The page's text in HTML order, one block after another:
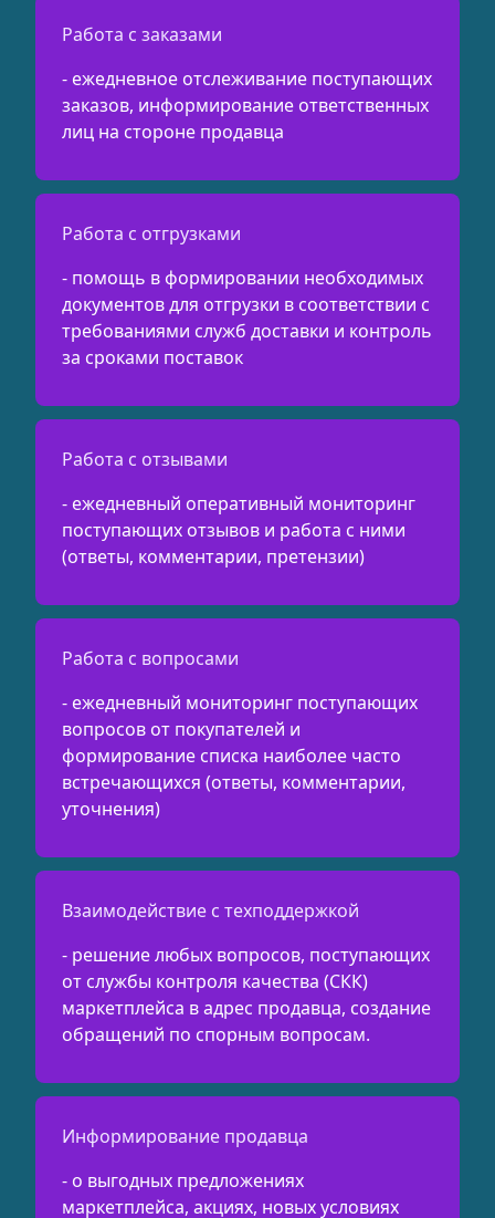
Работа с заказами
- ежедневное отслеживание поступающих
заказов, информирование ответственных
лиц на стороне продавца
Работа с отгрузками
- помощь в формировании необходимых
документов для отгрузки в соответствии с
требованиями служб доставки и контроль
за сроками поставок
Работа с отзывами
- ежедневный оперативный мониторинг
поступающих отзывов и работа с ними
(ответы, комментарии, претензии)
Работа с вопросами
- ежедневный мониторинг поступающих
вопросов от покупателей и
формирование списка наиболее часто
встречающихся (ответы, комментарии,
уточнения)
Взаимодействие с техподдержкой
- решение любых вопросов, поступающих
от службы контроля качества (СКК)
маркетплейса в адрес продавца, создание
обращений по спорным вопросам.
Информирование продавца
- о выгодных предложениях
маркетплейса, акциях, новых условиях